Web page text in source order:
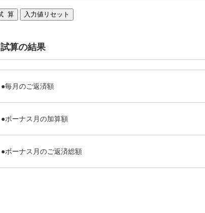
試算の結果
●毎月のご返済額
●ボーナス月の加算額
●ボーナス月のご返済総額